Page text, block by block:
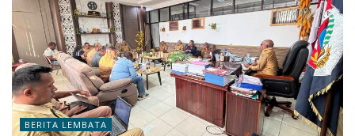
BERITA LEMBATA